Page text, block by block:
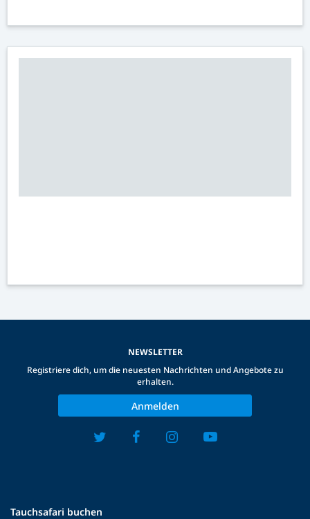
Tauchsafari buchen
NEWSLETTER
Registriere dich, um die neuesten Nachrichten und Angebote zu
erhalten.
Anmelden